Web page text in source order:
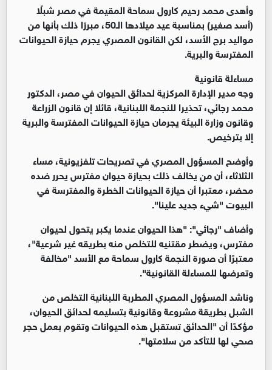
وأهدى محمد رحيم كارول سماحة المقيمة في مصر شبلًا
(أسد صغير) بمناسبة عيد ميلادها الـ50، مبررًا ذلك بأنها من
مواليد برج الأسد، لكن القانون المصري يجرم حيازة الحيوانات
المفترسة والبرية.
مساءلة قانونية
وجه مدير الإدارة المركزية لحدائق الحيوان في مصر، الدكتور
محمد رجائي، تحذيرا للنجمة اللبنانية، قائلا إن قانون الزراعة
وقانون وزارة البيئة يجرمان حيازة الحيوانات المفترسة والبرية
إلا بترخيص.
وأوضح المسؤول المصري في تصريحات تلفزيونية، مساء
الثلاثاء، أن من يخالف ذلك بحيازة حيوان مفترس يحرر ضده
محضر، معتبرا أن حيازة الحيوانات الخطرة والمفترسة في
البيوت "شيء جديد علينا".
وأضاف "رجائي": "هذا الحيوان عندما يكبر يتحول لحيوان
مفترس، ويضطر مقتنيه للتخلص منه بطريقه غير شرعية"،
معتبرًا أن صورة النجمة كارول سماحة مع الأسد "مخالفة
وتعرضها للمساءلة القانونية".
وناشد المسؤول المصري المطربة اللبنانية التخلص من
الشبل بطريقة مشروعة وقانونية بتسليمه لحدائق الحيوان،
مؤكدًا أن "الحدائق تستقبل هذه الحيوانات وتقوم بعمل حجر
صحي لها للتأكد من سلامتها".